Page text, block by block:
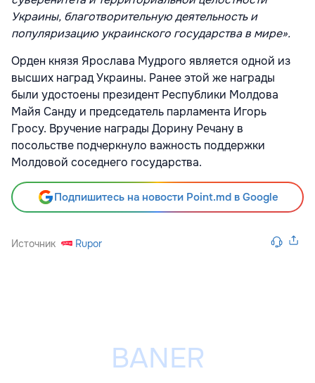
Украины, благотворительную деятельность и
популяризацию украинского государства в мире».
Орден князя Ярослава Мудрого является одной из
высших наград Украины. Ранее этой же награды
были удостоены президент Республики Молдова
Майя Санду и председатель парламента Игорь
Гросу. Вручение награды Дорину Речану в
посольстве подчеркнуло важность поддержки
Молдовой соседнего государства.
Подпишитесь на новости Point.md в Google
Источник Rupor